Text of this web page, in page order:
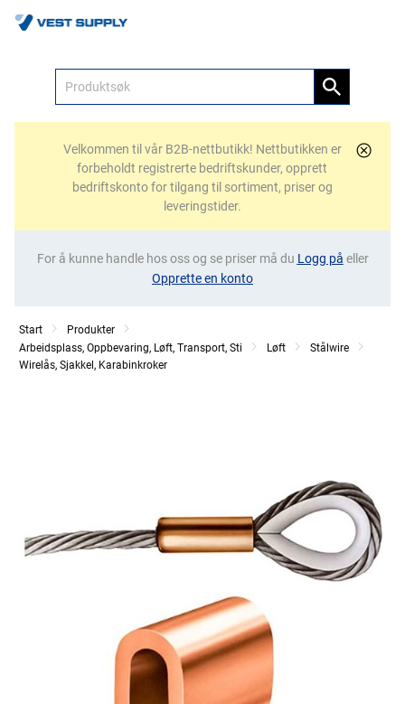
Velkommen til vår B2B-nettbutikk! Nettbutikken er
forbeholdt registrerte bedriftskunder, opprett
bedriftskonto for tilgang til sortiment, priser og
leveringstider.
For å kunne handle hos oss og se priser må du Logg på eller
Opprette en konto
Start
Produkter
Arbeidsplass, Oppbevaring, Løft, Transport, Sti
Løft
Stålwire
Wirelås, Sjakkel, Karabinkroker